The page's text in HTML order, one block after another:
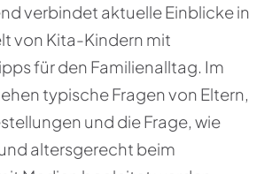
verbindet aktuelle Einblicke in
von Kita-Kindern mit
für den Familienalltag. Im
typische Fragen von Eltern,
und die Frage, wie
altersgerecht beim